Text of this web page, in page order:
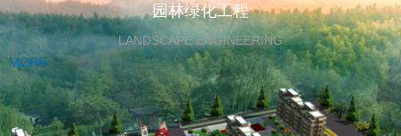
园林绿化工程
LANDSCAPE ENGINEERING
MORE